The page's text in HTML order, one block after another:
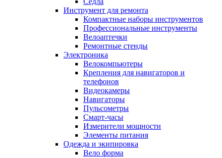
Инструмент для ремонта
Компактные наборы инструментов
Профессиональные инструменты
Велоаптечки
Ремонтные стенды
Электроника
Велокомпьютеры
Крепления для навигаторов и
телефонов
Видеокамеры
Навигаторы
Пульсометры
Смарт-часы
Измерители мощности
Элементы питания
Одежда и экипировка
Вело форма